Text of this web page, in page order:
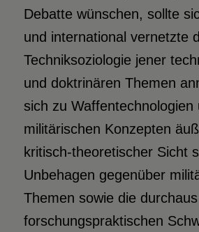
Debatte wünschen, sollte
und international vernetzte
Techniksoziologie jener
und doktrinären Themen
sich zu Waffentechnologien
militärischen Konzepten
kritisch-theoretischer Sicht
Unbehagen gegenüber
Themen sowie die
forschungspraktischen